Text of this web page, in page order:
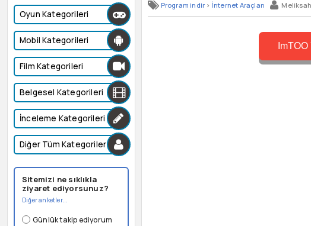
Oyun Kategorileri
Mobil Kategorileri
Film Kategorileri
Belgesel Kategorileri
İnceleme Kategorileri
Diğer Tüm Kategoriler
Sitemizi ne sıklıkla
ziyaret ediyorsunuz?
Diğer anketler...
Günlük takip ediyorum
Program indir > İnternet Araçları